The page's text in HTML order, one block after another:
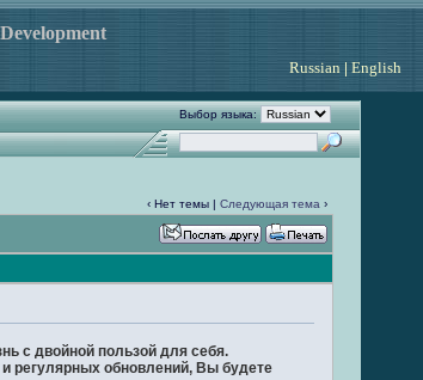
Russian | English
Выбор языка:
‹ Нет темы | Следующая тема ›
с двойной пользой для себя.
регулярных обновлений, Вы будете